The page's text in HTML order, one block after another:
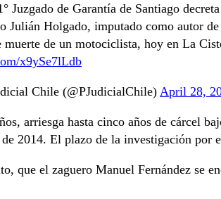
Juzgado de Garantía de Santiago
Julián Holgado, imputado como autor
muerte de un motociclista, hoy en La
x9ySe7lLdb
Chile (@PJudicialChile) April 28,
arriesga hasta cinco años de cárcel
2014. El plazo de la investigación por
que el zaguero Manuel Fernández se